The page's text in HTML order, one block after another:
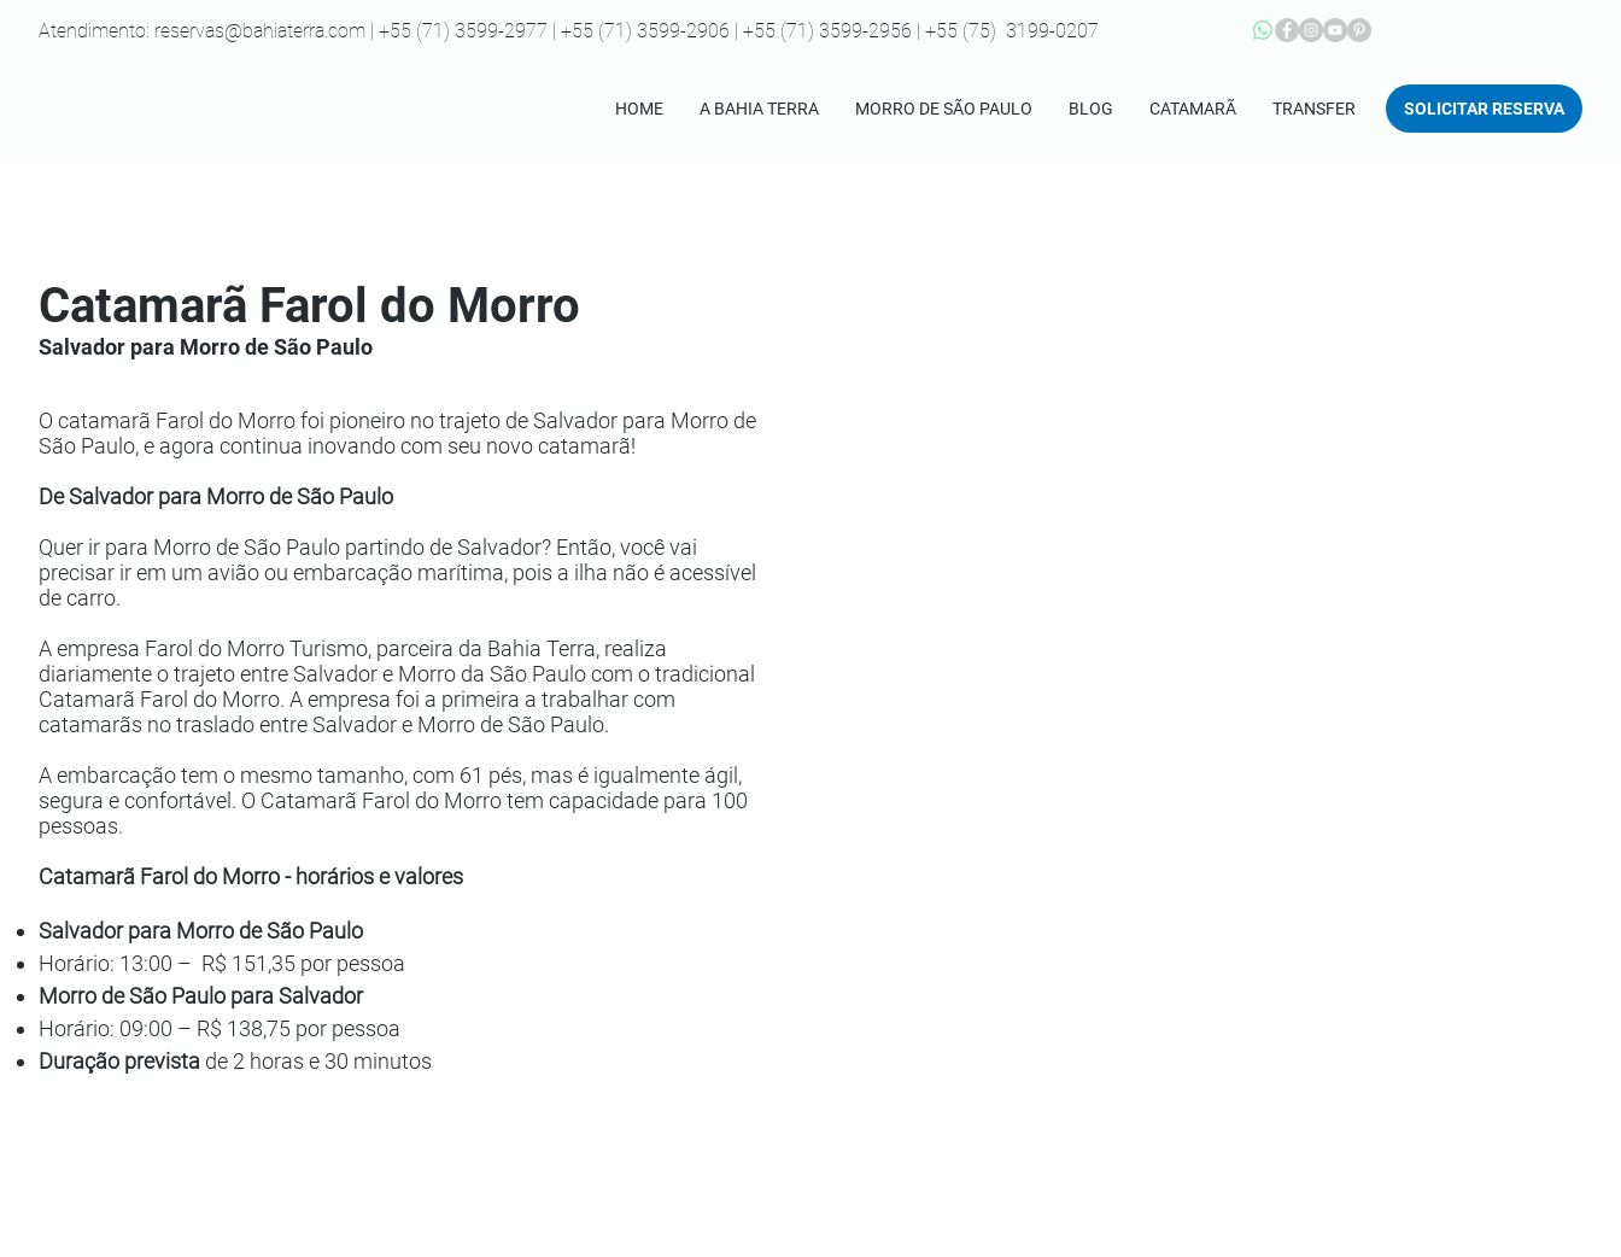
HOME A BAHIA TERRA MORRO DE SÃO PAULO BLOG CATAMARÃ TRANSFER SOLICITAR RESERVA
Atendimento: reservas@bahiaterra.com | +55 (71) 3599-2977 | +55 (71) 3599-2906 | +55 (71) 3599-2956 | +55 (75) 3199-0207
Catamarã Farol do Morro
Salvador para Morro de São Paulo
O catamarã Farol do Morro foi pioneiro no trajeto de Salvador para Morro de
São Paulo, e agora continua inovando com seu novo catamarã!
De Salvador para Morro de São Paulo
Quer ir para Morro de São Paulo partindo de Salvador? Então, você vai
precisar ir em um avião ou embarcação marítima, pois a ilha não é acessível
de carro.
A empresa Farol do Morro Turismo, parceira da Bahia Terra, realiza
diariamente o trajeto entre Salvador e Morro da São Paulo com o tradicional
Catamarã Farol do Morro. A empresa foi a primeira a trabalhar com
catamarãs no traslado entre Salvador e Morro de São Paulo.
​A embarcação tem o mesmo tamanho, com 61 pés, mas é igualmente ágil,
segura e confortável. O Catamarã Farol do Morro tem capacidade para 100
pessoas.
Catamarã Farol do Morro - horários e valores
Salvador para Morro de São Paulo
Horário: 13:00 – R$ 151,35 por pessoa
Morro de São Paulo para Salvador
Horário: 09:00 – R$ 138,75 por pessoa
Duração prevista de 2 horas e 30 minutos